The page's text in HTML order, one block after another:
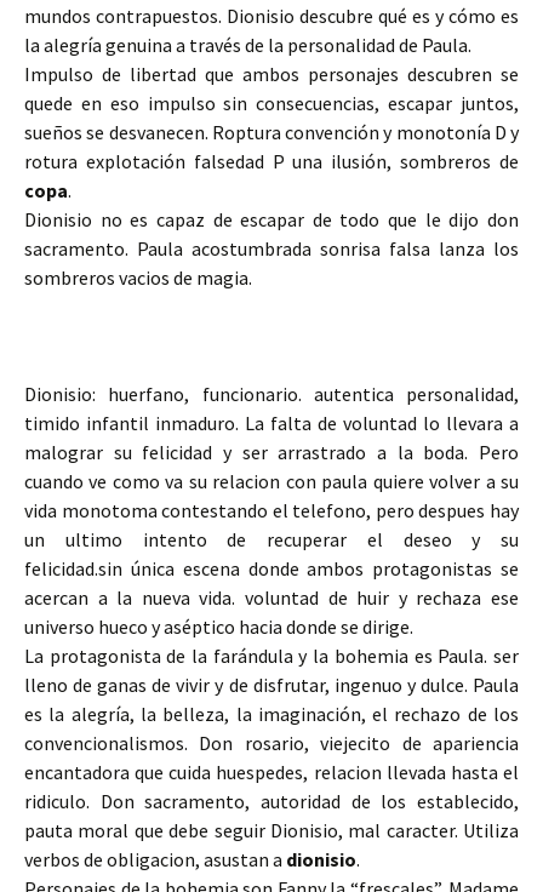
mundos contrapuestos. Dionisio descubre qué es y cómo es
la alegría genuina a través de la personalidad de Paula.
Impulso de libertad que ambos personajes descubren se
quede en eso impulso sin consecuencias, escapar juntos,
sueños se desvanecen. Roptura convención y monotonía D y
rotura explotación falsedad P una ilusión, sombreros de
copa.
Dionisio no es capaz de escapar de todo que le dijo don
sacramento. Paula acostumbrada sonrisa falsa lanza los
sombreros vacios de magia.
Dionisio: huerfano, funcionario. autentica personalidad,
timido infantil inmaduro. La falta de voluntad lo llevara a
malograr su felicidad y ser arrastrado a la boda. Pero
cuando ve como va su relacion con paula quiere volver a su
vida monotoma contestando el telefono, pero despues hay
un ultimo intento de recuperar el deseo y su
felicidad.sin única escena donde ambos protagonistas se
acercan a la nueva vida. voluntad de huir y rechaza ese
universo hueco y aséptico hacia donde se dirige.
La protagonista de la farándula y la bohemia es Paula. ser
lleno de ganas de vivir y de disfrutar, ingenuo y dulce. Paula
es la alegría, la belleza, la imaginación, el rechazo de los
convencionalismos. Don rosario, viejecito de apariencia
encantadora que cuida huespedes, relacion llevada hasta el
ridiculo. Don sacramento, autoridad de los establecido,
pauta moral que debe seguir Dionisio, mal caracter. Utiliza
verbos de obligacion, asustan a dionisio.